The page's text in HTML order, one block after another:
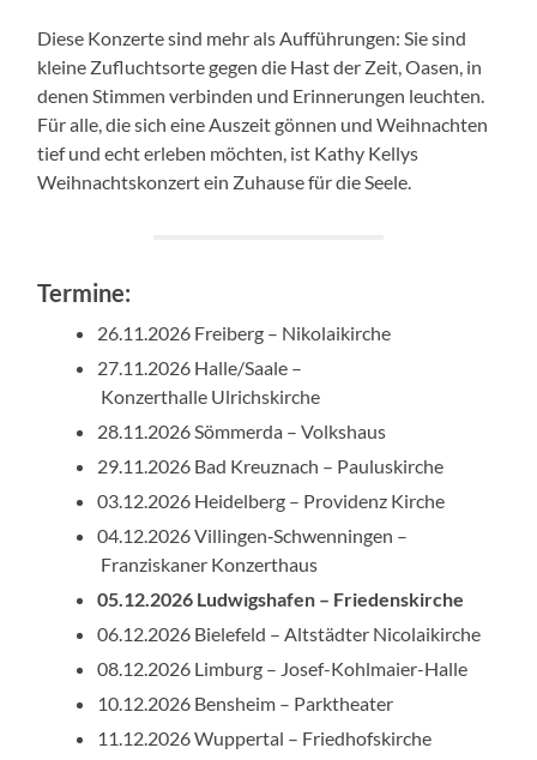
Diese Konzerte sind mehr als Aufführungen: Sie sind
kleine Zufluchtsorte gegen die Hast der Zeit, Oasen, in
denen Stimmen verbinden und Erinnerungen leuchten.
Für alle, die sich eine Auszeit gönnen und Weihnachten
tief und echt erleben möchten, ist Kathy Kellys
Weihnachtskonzert ein Zuhause für die Seele.
Termine:
26.11.2026 Freiberg – Nikolaikirche
27.11.2026 Halle/Saale –
Konzerthalle Ulrichskirche
28.11.2026 Sömmerda – Volkshaus
29.11.2026 Bad Kreuznach – Pauluskirche
03.12.2026 Heidelberg – Providenz Kirche
04.12.2026 Villingen‑Schwenningen –
Franziskaner Konzerthaus
05.12.2026 Ludwigshafen – Friedenskirche
06.12.2026 Bielefeld – Altstädter Nicolaikirche
08.12.2026 Limburg – Josef-Kohlmaier-Halle
10.12.2026 Bensheim – Parktheater
11.12.2026 Wuppertal – Friedhofskirche